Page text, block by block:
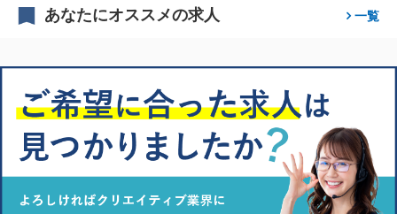
あなたにオススメの求人 一覧